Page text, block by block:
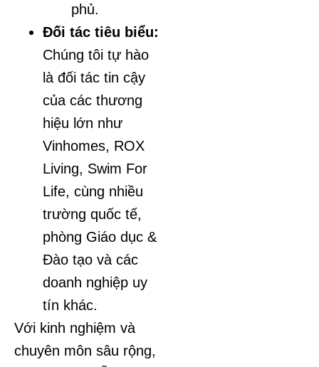
phủ.
Đối tác tiêu biểu:
Chúng tôi tự hào
là đối tác tin cậy
của các thương
hiệu lớn như
Vinhomes, ROX
Living, Swim For
Life, cùng nhiều
trường quốc tế,
phòng Giáo dục &
Đào tạo và các
doanh nghiệp uy
tín khác.
Với kinh nghiệm và
chuyên môn sâu rộng,